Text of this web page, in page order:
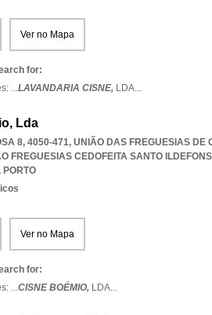
Ver no Mapa
for:
...LAVANDARIA CISNE, LDA...
Lda
8, 4050-471, UNIÃO DAS FREGUESIAS DE
FREGUESIAS CEDOFEITA SANTO
PORTO
Ver no Mapa
for:
...CISNE BOÉMIO, LDA...